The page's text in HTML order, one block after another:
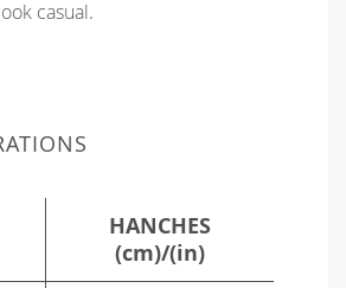
casual.
HANCHES
(cm)/(in)